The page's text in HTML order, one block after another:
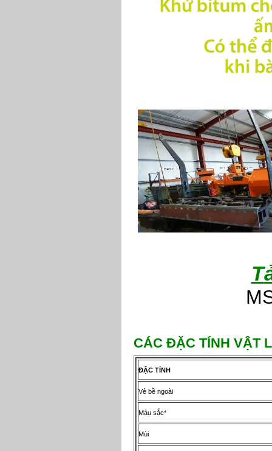
T
CÁC ĐẶC TÍNH VẬT L
ĐẶC T NH
Vẻ bề ngoài
Màu sắc*
Mùi